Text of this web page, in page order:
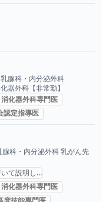
ョン・タイプ投票数
腺科・内分泌外科
器外科【非常勤】
消化器外科専門医
認定指導医
ョン・タイプ投票数
科・内分泌外科 乳がん先
いて説明し…
消化器外科専門医